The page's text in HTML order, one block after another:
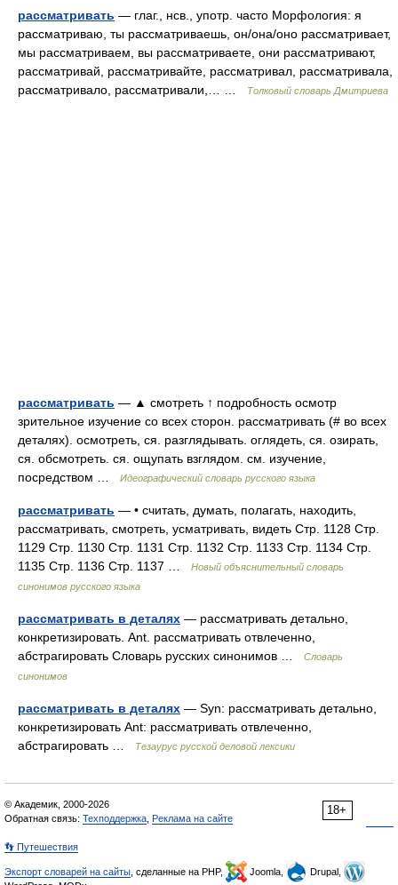
рассматривать — глаг., нсв., употр. часто Морфология: я
рассматриваю, ты рассматриваешь, он/она/оно рассматривает,
мы рассматриваем, вы рассматриваете, они рассматривают,
рассматривай, рассматривайте, рассматривал, рассматривала,
рассматривало, рассматривали,… …
Толковый словарь Дмитриева
рассматривать — ▲ смотреть ↑ подробность осмотр
зрительное изучение со всех сторон. рассматривать (# во всех
деталях). осмотреть, ся. разглядывать. оглядеть, ся. озирать,
ся. обсмотреть. ся. ощупать взглядом. см. изучение,
посредством …
Идеографический словарь русского языка
рассматривать — • считать, думать, полагать, находить,
рассматривать, смотреть, усматривать, видеть Стр. 1128 Стр.
1129 Стр. 1130 Стр. 1131 Стр. 1132 Стр. 1133 Стр. 1134 Стр.
1135 Стр. 1136 Стр. 1137 …
Новый объяснительный словарь
синонимов русского языка
рассматривать в деталях — рассматривать детально,
конкретизировать. Ant. рассматривать отвлеченно,
абстрагировать Словарь русских синонимов …
Словарь
синонимов
рассматривать в деталях — Syn: рассматривать детально,
конкретизировать Ant: рассматривать отвлеченно,
абстрагировать …
Тезаурус русской деловой лексики
18+
© Академик, 2000-2026
Обратная связь: Техподдержка Реклама на сайте
👣 Путешествия
Экспорт словарей на сайты , сделанные на PHP, Joomla,
Drupal,